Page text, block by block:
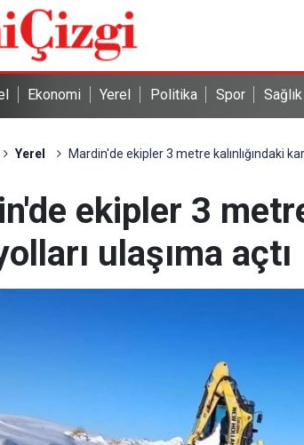
Ekonomi Yerel Politika Spor Sağlık
Yerel Mardin'de ekipler 3 metre kalınlığındaki
ekipler 3
ulaşıma açtı